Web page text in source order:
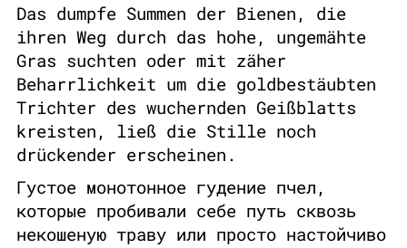
Das dumpfe Summen der Bienen, die
ihren Weg durch das hohe, ungemähte
Gras suchten oder mit zäher
Beharrlichkeit um die goldbestäubten
Trichter des wuchernden Geißblatts
kreisten, ließ die Stille noch
drückender erscheinen.
Густое монотонное гудение пчел,
которые пробивали себе путь сквозь
некошеную траву или просто настойчиво